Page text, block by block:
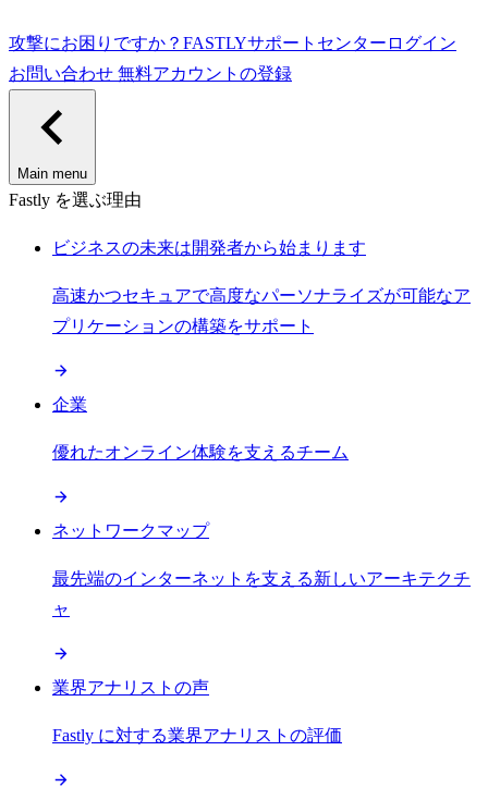
攻撃にお困りですか？ FASTLYサポートセンター ログイン
お問い合わせ 無料アカウントの登録
Main menu
Fastly を選ぶ理由
ビジネスの未来は開発者から始まります
高速かつセキュアで高度なパーソナライズが可能なア
プリケーションの構築をサポート
企業
優れたオンライン体験を支えるチーム
ネットワークマップ
最先端のインターネットを支える新しいアーキテクチ
ャ
業界アナリストの声
Fastly に対する業界アナリストの評価